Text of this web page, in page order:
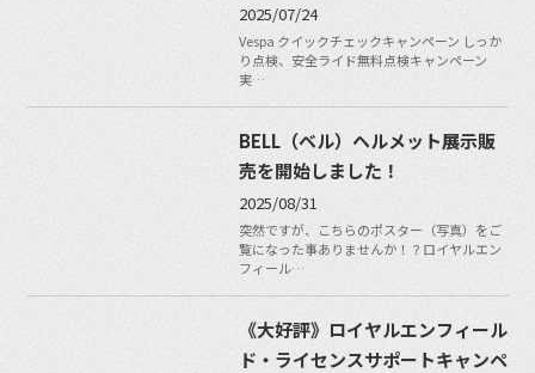
2025/07/24
Vespa クイックチェックキャンペーン しっか
り点検、安全ライド無料点検キャンペーン
実…
BELL（ベル）ヘルメット展示販
売を開始しました！
2025/08/31
突然ですが、こちらのポスター（写真）をご
覧になった事ありませんか！？ロイヤルエン
フィール…
《大好評》ロイヤルエンフィール
ド・ライセンスサポートキャンペ